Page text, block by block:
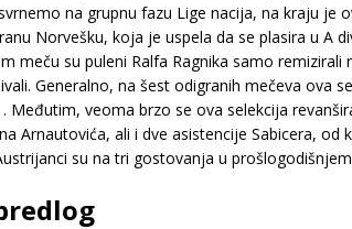
na grupnu fazu Lige nacija, na kraju je
Norvešku, koja je uspela da se plasira u A
meču su puleni Ralfa Ragnika samo
Generalno, na šest odigranih mečeva ova
Međutim, veoma brzo se ova selekcija
Arnautovića, ali i dve asistencije Sabicera, od
su na tri gostovanja u